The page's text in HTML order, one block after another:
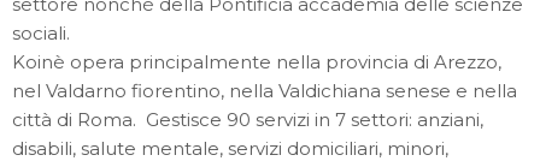
sociali.
Koinè opera principalmente nella provincia di Arezzo,
nel Valdarno fiorentino, nella Valdichiana senese e nella
città di Roma. Gestisce 90 servizi in 7 settori: anziani,
disabili, salute mentale, servizi domiciliari, minori,